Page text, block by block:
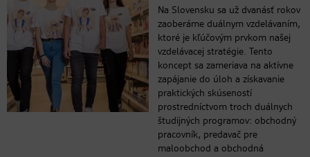
Na Slovensku sa už dvanásť rokov
zaoberáme duálnym vzdelávaním,
ktoré je kľúčovým prvkom našej
vzdelávacej stratégie. Tento
koncept sa zameriava na aktívne
zapájanie do úloh a získavanie
praktických skúseností
prostredníctvom troch duálnych
študijných programov: obchodný
pracovník, predavač pre
maloobchod a obchodná